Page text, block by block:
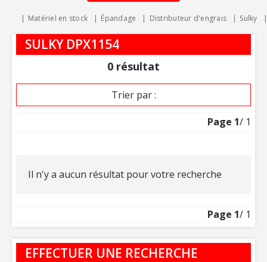
Matériel en stock Épandage Distributeur d'engrais Sulky
SULKY DPX1154
0 résultat
Trier par :
Page 1/ 1
Il n'y a aucun résultat pour votre recherche
Page 1/ 1
EFFECTUER UNE RECHERCHE